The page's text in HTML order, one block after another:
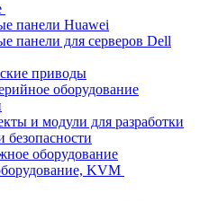
панели Huawei
панели для серверов Dell
приводы
оборудование
и модули для разработки
безопасности
оборудование
KVM